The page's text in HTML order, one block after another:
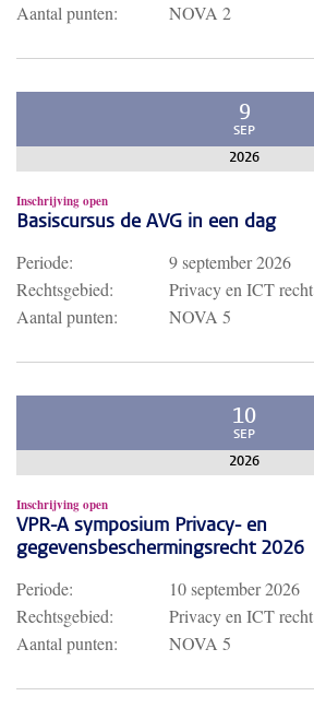
Aantal punten:
NOVA 2
9
SEP
2026
Inschrijving open
Basiscursus de AVG in een dag
Periode:
9 september 2026
Rechtsgebied:
Privacy en ICT recht
Aantal punten:
NOVA 5
10
SEP
2026
Inschrijving open
VPR-A symposium Privacy- en
gegevensbeschermingsrecht 2026
Periode:
10 september 2026
Rechtsgebied:
Privacy en ICT recht
Aantal punten:
NOVA 5